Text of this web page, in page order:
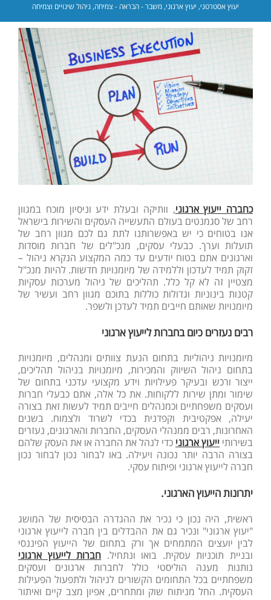
יעוץ אסטרטגי, יעוץ ארגוני,משבר - הבראה - צמיחה,ניהול שינויים וצמיחה
כחברה ייעוץ ארגוני, וותיקה ובעלת ידע וניסיון מוכח במגוון
רחב של סגמנטים בעולם התעשייה העסקים והשירות בישראל
אנו בטוחים כי יש באפשרותנו לתת גם לכם מגוון רחב של
תועלות וערך. כבעלי עסקים, מנכ"לים של חברות מוסדות
וארגונים אתם בטוח יודעים עד כמה המקצוע הנקרא ניהול –
זקוק תמיד לעדכון וללמידה של מיומנויות חדשות. להיות מנכ"ל
מצטיין זה לא קל כלל. תהליכים של ניהול מערכות עסקיות
קטנות בינוניות וגדולות כוללות בתוכם מגוון רחב ועשיר של
מיומנויות שאותם חייבים תמיד לעדכן ולשפר.
רבים נעזרים כיום בחברות לייעוץ ארגוני
מיומנויות ניהוליות בתחום הנעת צוותים ומנהלים, מיומנויות
בתחום ניהול השיווק והמכירות, מיומנויות בניהול תהליכים,
ייצור ורכש ובעיקר פעילויות וידע מקצועי עדכני בתחום של
שימור ומתן שירות ללקוחות. את כל אלה, אתם כבעלי חברות
ועסקים משפחתיים וכמנהלים חייבים תמיד לעשות זאת בצורה
יעילה, אפקטיבית וקפדנית בכדי לשרוד ולצמוח. בשנים
האחרונות, רבים ממנהלי העסקים, החברות והארגונים, נעזרים
בשירותי ייעוץ ארגוני כדי לנהל את החברה או את העסק שלהם
בצורה הרבה יותר נכונה ויעילה. באו לבחור נכון לבחור נכון
חברה לייעוץ ארגוני ופיתוח עסקי.
יתרונות הייעוץ הארגוני.
ראשית, היה נכון כי נכיר את ההגדרה הבסיסית של המושג
"יעוץ ארגוני" ונכיר גם את ההבדלים בין חברה לייעוץ ארגוני
לבין יועצים המתמחים אך ורק בתחום של הייעוץ הפיננסי
ובניית תוכניות עסקית. בואו ונתחיל. חברות לייעוץ ארגוני
נותנות מענה הוליסטי כולל לחברות ארגונים ועסקים
משפחתיים בכל התחומים הקשורים לניהול ולתפעול הפעילות
העסקית. החל מניתוח שוק ומתחרים, אפיון מצב קיים ואיתור